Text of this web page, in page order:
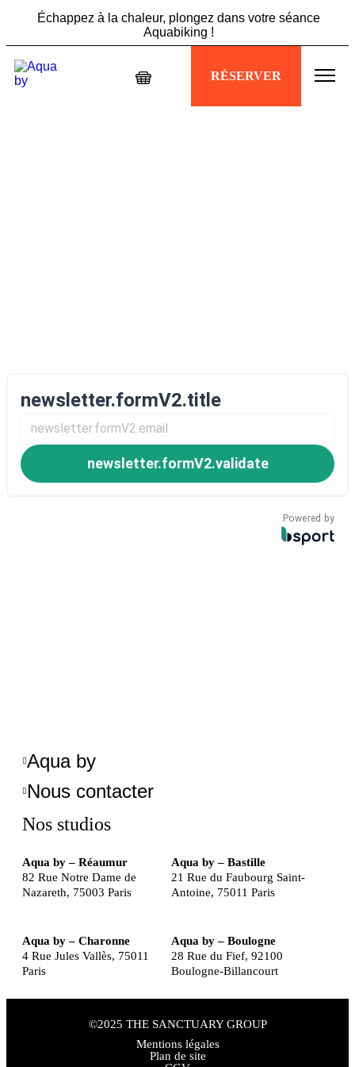
Échappez à la chaleur, plongez dans votre séance
Aquabiking !
Ne manquez pas l'offre Summer Vibes : 5 sessions à 89€,
profitez-en maintenant !RÉSERVER
newsletter.formV2.title
newsletter.formV2.validate
Powered by
Aqua by
Nous contacter
Nos studios
Aqua by – Réaumur
82 Rue Notre Dame de
Nazareth, 75003 Paris
Aqua by – Bastille
21 Rue du Faubourg Saint-
Antoine, 75011 Paris
Aqua by – Charonne
4 Rue Jules Vallès, 75011
Paris
Aqua by – Boulogne
28 Rue du Fief, 92100
Boulogne-Billancourt
©2025 THE SANCTUARY GROUP
Mentions légales
Plan de site